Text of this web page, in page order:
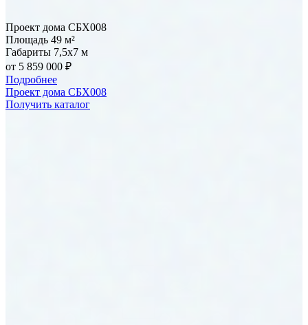
Проект дома СБХ008
Площадь 49 м²
Габариты 7,5x7 м
от 5 859 000 ₽
Подробнее
Проект дома СБХ008
Получить каталог